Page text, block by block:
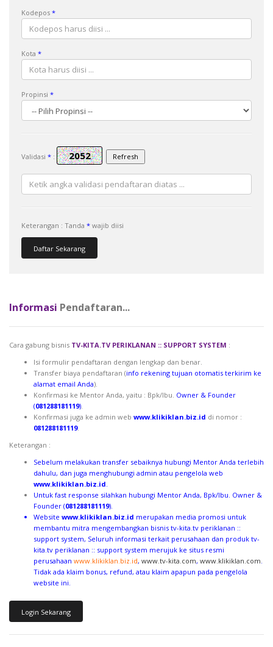
Kodepos *
Kota *
Propinsi *
Validasi * :
Keterangan : Tanda * wajib diisi
Daftar Sekarang
Informasi Pendaftaran...
Cara gabung bisnis TV-KITA.TV PERIKLANAN :: SUPPORT SYSTEM :
Isi formulir pendaftaran dengan lengkap dan benar.
Transfer biaya pendaftaran (info rekening tujuan otomatis terkirim ke
alamat email Anda).
Konfirmasi ke Mentor Anda, yaitu : Bpk/Ibu. Owner & Founder
(081288181119).
Konfirmasi juga ke admin web www.klikiklan.biz.id di nomor :
081288181119.
Keterangan :
Sebelum melakukan transfer sebaiknya hubungi Mentor Anda terlebih
dahulu, dan juga menghubungi admin atau pengelola web
www.klikiklan.biz.id.
Untuk fast response silahkan hubungi Mentor Anda, Bpk/Ibu. Owner &
Founder (081288181119).
Website www.klikiklan.biz.id merupakan media promosi untuk
membantu mitra mengembangkan bisnis tv-kita.tv periklanan ::
support system, Seluruh informasi terkait perusahaan dan produk tv-
kita.tv periklanan :: support system merujuk ke situs resmi
perusahaan www.klikiklan.biz.id, www.tv-kita.com, www.klikiklan.com.
Tidak ada klaim bonus, refund, atau klaim apapun pada pengelola
website ini.
Login Sekarang